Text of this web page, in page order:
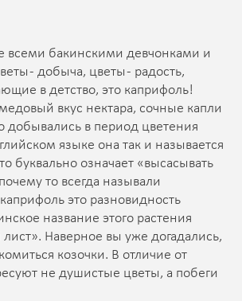
бакинскими девчонками и
- добыча, цветы - радость,
в детство, это каприфоль!
вкус нектара, сочные капли
добывались в период цветения
языке она так и называется
буквально означает «высасывать
то всегда называли
это разновидность
название этого растения
лист». Наверное вы уже догадались,
козочки. В отличие от
не душистые цветы, а побеги